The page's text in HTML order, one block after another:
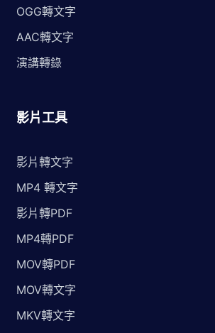
OGG轉文字
AAC轉文字
演講轉錄
影片工具
影片轉文字
MP4 轉文字
影片轉PDF
MP4轉PDF
MOV轉PDF
MOV轉文字
MKV轉文字